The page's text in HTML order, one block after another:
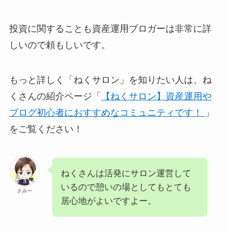
投資に関することも資産運用ブロガーは非常に詳
しいので頼もしいです。
もっと詳しく「ねくサロン」を知りたい人は、ね
くさんの紹介ページ「
【ねくサロン】資産運用や
ブログ初心者におすすめなコミュニティです！
」
をご覧ください！
さみー
ねくさんは活発にサロン運営して
いるので憩いの場としてもとても
居心地がよいですよー。